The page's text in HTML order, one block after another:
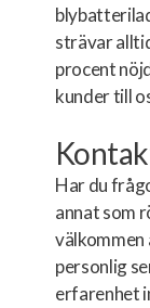
strävar
procent
kunder till
Har du
annat som
välkommen
personlig
erfarenhet